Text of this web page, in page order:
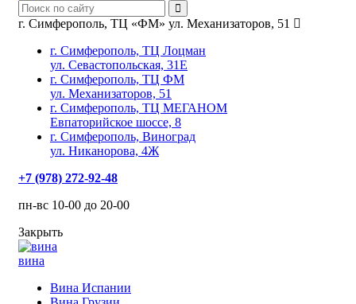
г. Симферополь, ТЦ «ФМ» ул. Механизаторов, 51
г. Симферополь, ТЦ Лоцман
ул. Севастопольская, 31Е
г. Симферополь, ТЦ ФМ
ул. Механизаторов, 51
г. Симферополь, ТЦ МЕГАНОМ
Евпаторийское шоссе, 8
г. Симферополь, Виноград
ул. Никанорова, 4Ж
+7 (978) 272-92-48
пн-вс 10-00 до 20-00
Закрыть
вина
Вина Испании